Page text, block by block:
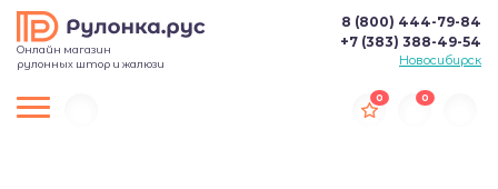
Онлайн магазин
рулонных штор и жалюзи
8 (800) 444-79-84
+7 (383) 388-49-54
Новосибирск
0 0